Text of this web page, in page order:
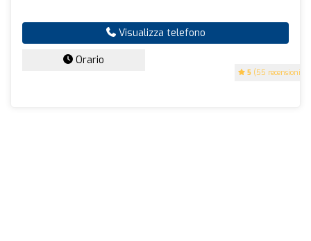
5 (55 recensioni)
Visualizza telefono
Orario